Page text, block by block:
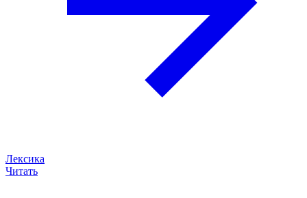
Лексика
Читать